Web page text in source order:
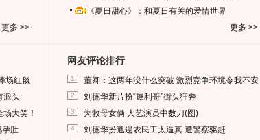
更多 >>
《夏日甜心》：和夏日有关的爱情世界
更多 >>
场红毯
派头
大笑！
孕肚
网友评论排行
1 董卿：这两年没什么突破 激烈竞争环境令我不安
2 刘德华新片扮“犀利哥”街头狂奔
3 为救母女俩 人艺演员中数刀(图)
4 刘德华扮邋遢农民工太逼真 遭警察驱赶